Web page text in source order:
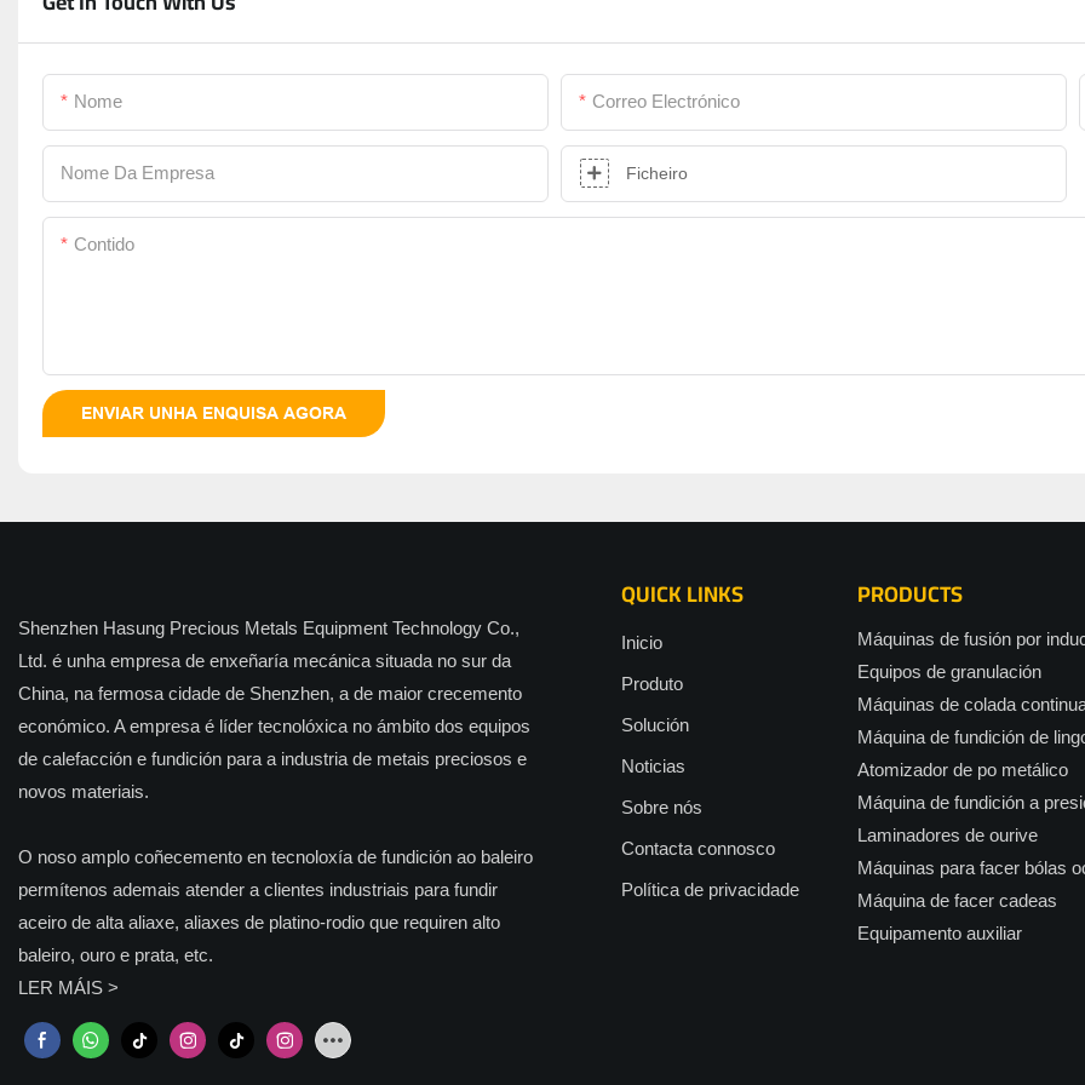
Nome Correo Electrónico
Nome Da Empresa Ficheiro
Contido
ENVIAR UNHA ENQUISA AGORA
Shenzhen Hasung Precious Metals Equipment Technology Co.,
Ltd. é unha empresa de enxeñaría mecánica situada no sur da
China, na fermosa cidade de Shenzhen, a de maior crecemento
económico. A empresa é líder tecnolóxica no ámbito dos equipos
de calefacción e fundición para a industria de metais preciosos e
novos materiais.
O noso amplo coñecemento en tecnoloxía de fundición ao baleiro
permítenos ademais atender a clientes industriais para fundir
aceiro de alta aliaxe, aliaxes de platino-rodio que requiren alto
baleiro, ouro e prata, etc.
LER MÁIS >
QUICK LINKS
Inicio
Produto
Solución
Noticias
Sobre nós
Contacta connosco
Política de privacidade
PRODUCTS
Máquinas de fusión por
Equipos de granulación
Máquinas de colada
Máquina de fundición de
Atomizador de po metálico
Máquina de fundición a
Laminadores de ourive
Máquinas para facer bólas
Máquina de facer cadeas
Equipamento auxiliar